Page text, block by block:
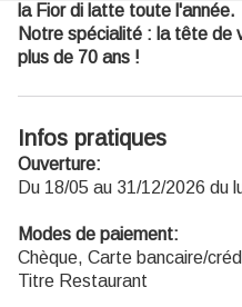
la Fior di latte toute l'année.
Notre spécialité : la tête de
plus de 70 ans !
Infos pratiques
Ouverture:
Du 18/05 au 31/12/2026 du
Modes de paiement:
Chèque, Carte bancaire/
Titre Restaurant